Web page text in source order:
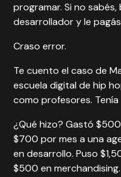
programar. Si no
desarrollador y le
Craso error.
Te cuento el caso de
escuela digital de hip
como profesores.
¿Qué hizo? Gastó
$700 por mes a una
en desarrollo. Puso
$500 en merchandising.